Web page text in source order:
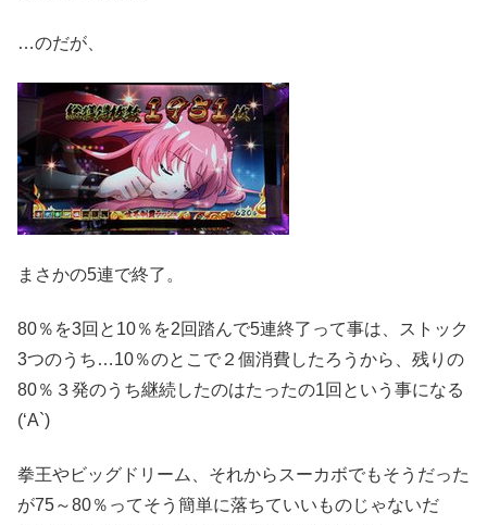
…のだが、
まさかの5連で終了。
80％を3回と10％を2回踏んで5連終了って事は、ストック
3つのうち…10％のとこで２個消費したろうから、残りの
80％３発のうち継続したのはたったの1回という事になる
(‘A`)
拳王やビッグドリーム、それからスーカボでもそうだった
が75～80％ってそう簡単に落ちていいものじゃないだ